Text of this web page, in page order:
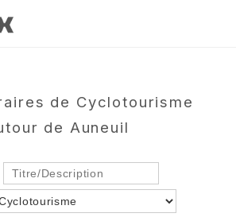
de Cyclotourisme
de Auneuil